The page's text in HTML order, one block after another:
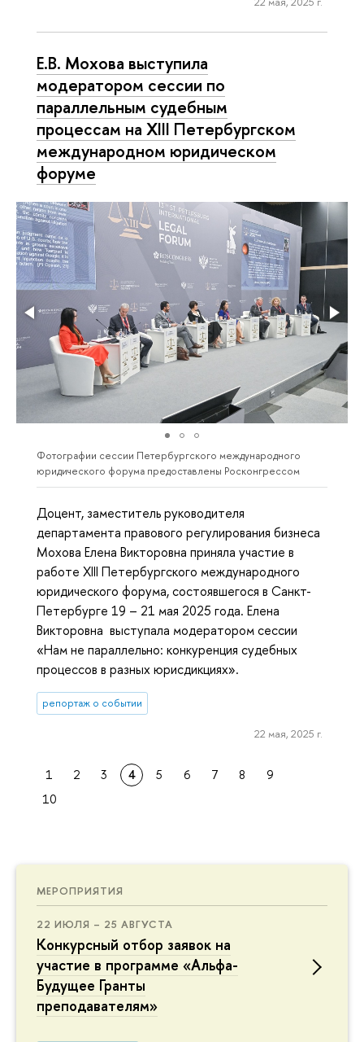
МЕРОПРИЯТИЯ
22 ИЮЛЯ – 25 АВГУСТА
Конкурсный отбор заявок на
участие в программе «Альфа-
Будущее Гранты
преподавателям»
Е.В. Мохова выступила
модератором сессии по
параллельным судебным
процессам на XIII Петербургском
международном юридическом
форуме
Фотографии сессии Петербургского международного
юридического форума предоставлены Росконгрессом
Доцент, заместитель руководителя
департамента правового регулирования бизнеса
Мохова Елена Викторовна приняла участие в
работе XIII Петербургского международного
юридического форума, состоявшегося в Санкт-
Петербурге 19 – 21 мая 2025 года. Елена
Викторовна выступала модератором сессии
«Нам не параллельно: конкуренция судебных
процессов в разных юрисдикциях».
репортаж о событии
22 мая, 2025 г.
1 2 3 4 5 6 7 8
9
10